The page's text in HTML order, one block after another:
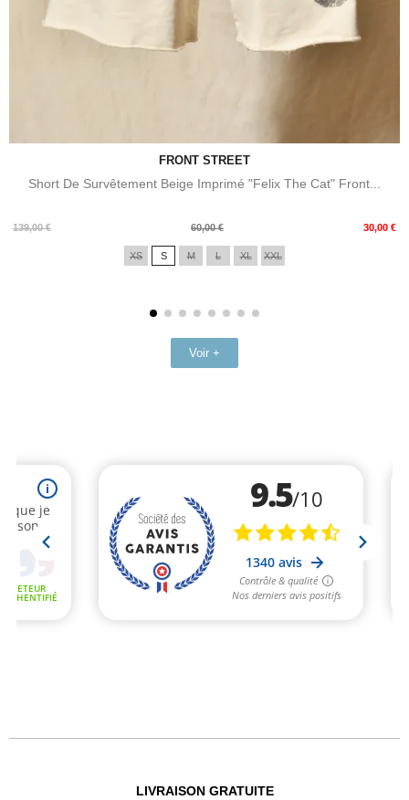
FRONT STREET
Short De Survêtement Beige Imprimé "Felix The Cat" Front...
139,00 €
Prix
60,00 € 30,00 €
Prix
XS S M L XL XXL
Voir +
LIVRAISON GRATUITE